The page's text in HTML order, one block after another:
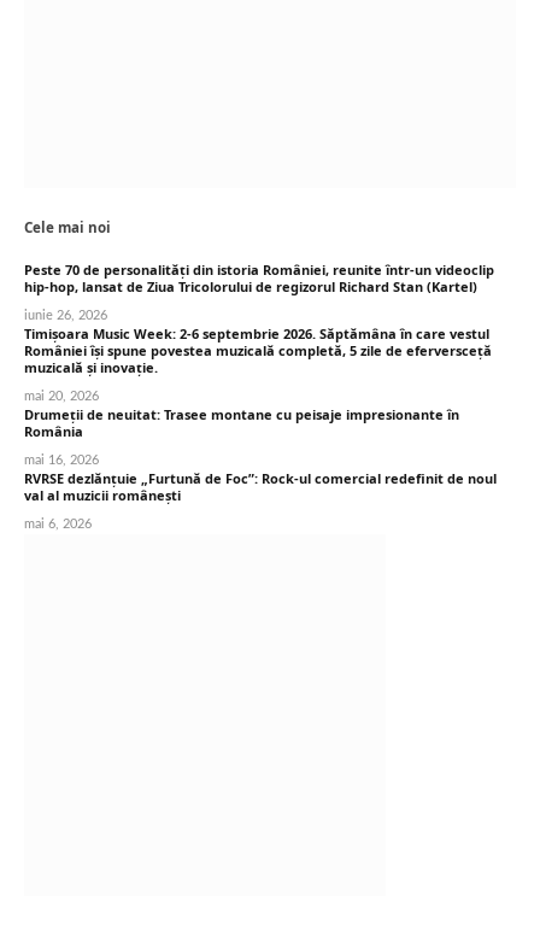
Cele mai noi
Peste 70 de personalități din istoria României, reunite într-un videoclip
hip-hop, lansat de Ziua Tricolorului de regizorul Richard Stan (Kartel)
iunie 26, 2026
Timișoara Music Week: 2-6 septembrie 2026. Săptămâna în care vestul
României își spune povestea muzicală completă, 5 zile de eferversceță
muzicală și inovație.
mai 20, 2026
Drumeții de neuitat: Trasee montane cu peisaje impresionante în
România
mai 16, 2026
RVRSE dezlănțuie „Furtună de Foc”: Rock-ul comercial redefinit de noul
val al muzicii românești
mai 6, 2026